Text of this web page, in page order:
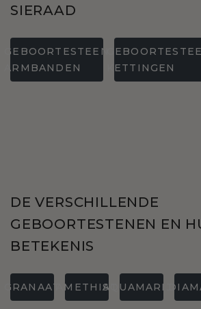
SIERAAD
GEBOORTESTEEN
ARMBANDEN
KETTINGEN
DE VERSCHILLENDE
GEBOORTESTENEN EN
BETEKENIS
GRANAAT AMETHISTAQUAMARIJN